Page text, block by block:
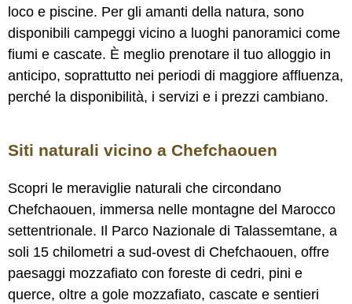
loco e piscine. Per gli amanti della natura, sono
disponibili campeggi vicino a luoghi panoramici come
fiumi e cascate. È meglio prenotare il tuo alloggio in
anticipo, soprattutto nei periodi di maggiore affluenza,
perché la disponibilità, i servizi e i prezzi cambiano.
Siti naturali vicino a Chefchaouen
Scopri le meraviglie naturali che circondano
Chefchaouen, immersa nelle montagne del Marocco
settentrionale. Il Parco Nazionale di Talassemtane, a
soli 15 chilometri a sud-ovest di Chefchaouen, offre
paesaggi mozzafiato con foreste di cedri, pini e
querce, oltre a gole mozzafiato, cascate e sentieri